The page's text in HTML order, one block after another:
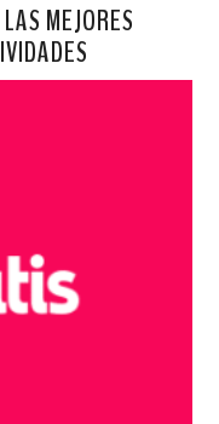
MEJORES